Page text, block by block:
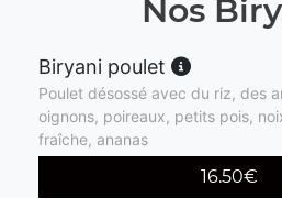
Nos
Biryani poulet
Poulet désossé avec du riz, des
oignons, poireaux, petits pois,
fraîche, ananas
16.50€